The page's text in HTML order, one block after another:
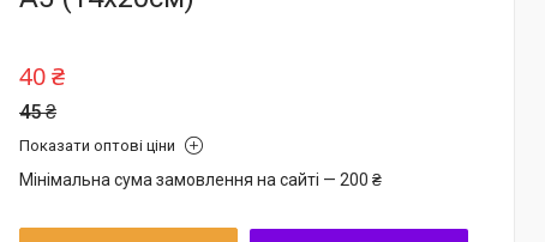
45 ₴
40 ₴
Показати оптові ціни
Мінімальна сума замовлення на сайті — 200 ₴